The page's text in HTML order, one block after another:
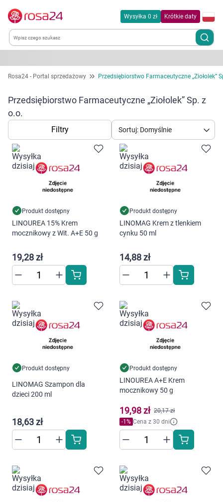
Wysyłka 0 zł Krótkie daty
Kategorie
Chemia gospodarcza
Dla zwierząt
Dom i ogród
Zdrowie
Dziecko
Kosmetyki
Mężczyzna
Zdrowy styl życia
Sprzęt medyczny
Grupy produktowe
Rosa24 - Portal sprzedażowy Przedsiębiorstwo Farmaceutyczne „Ziołolek”
Przedsiębiorstwo Farmaceutyczne „Ziołolek” Sp. z
o.o.
Filtry Sortuj: Domyślnie
Produkt dostępny
LINOUREA 15% Krem
mocznikowy z Wit. A+E 50 g
19,28 zł
Produkt dostępny
LINOMAG Krem z tlenkiem
cynku 50 ml
14,88 zł
Produkt dostępny
LINOMAG Szampon dla
dzieci 200 ml
18,63 zł
Produkt dostępny
LINOUREA A+E Krem
mocznikowy 50 g
19,98 zł 20,17 zł
-1 % Cena z 30 dni